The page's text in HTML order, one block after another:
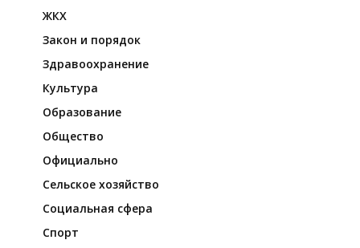
ЖКХ
Закон и порядок
Здравоохранение
Культура
Образование
Общество
Официально
Сельское хозяйство
Социальная сфера
Спорт